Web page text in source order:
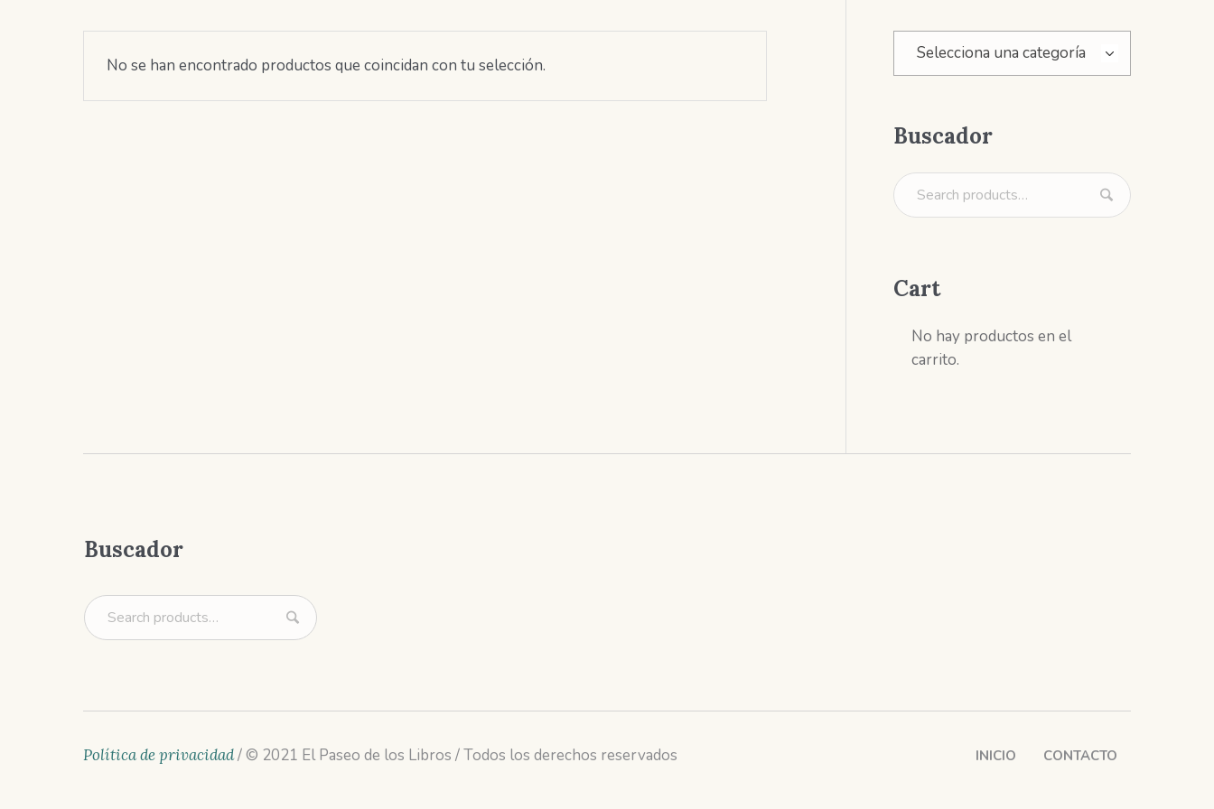
No se han encontrado productos que coincidan con tu selección.
Selecciona una categoría
Buscador
Cart
No hay productos en el
carrito.
Buscador
INICIO CONTACTO
Política de privacidad/ © 2021 El Paseo de los Libros / Todos los derechos reservados